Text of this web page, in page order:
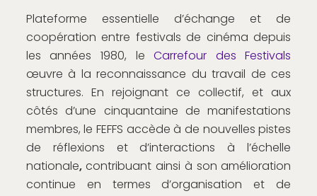
Plateforme essentielle d’échange et de
coopération entre festivals de cinéma depuis
les années 1980, leCarrefour des Festivals
œuvre à la reconnaissance du travail de ces
structures. En rejoignant ce collectif, et aux
côtés d’une cinquantaine de manifestations
membres, le FEFFS accède à de nouvelles pistes
de réflexions et d’interactions à l’échelle
nationale,contribuant ainsi à son amélioration
continue en termes d’organisation et de